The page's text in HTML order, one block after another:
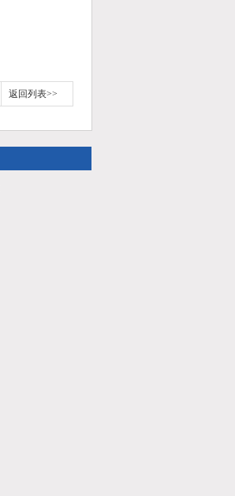
返回列表>>